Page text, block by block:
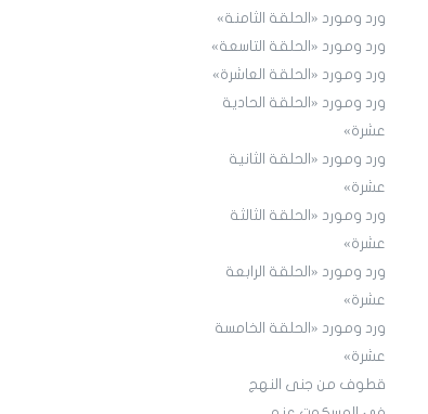
ورد ومورد «الحلقة الثامنة»
ورد ومورد «الحلقة التاسعة»
ورد ومورد «الحلقة العاشرة»
ورد ومورد «الحلقة الحادية
عشرة»
ورد ومورد «الحلقة الثانية
عشرة»
ورد ومورد «الحلقة الثالثة
عشرة»
ورد ومورد «الحلقة الرابعة
عشرة»
ورد ومورد «الحلقة الخامسة
عشرة»
قطوف من جنى النهج